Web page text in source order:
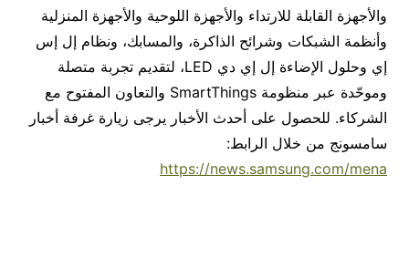
والأجهزة القابلة للارتداء والأجهزة اللوحية والأجهزة المنزلية
وأنظمة الشبكات وشرائح الذاكرة، والمسابك، ونظام إل إس
إي وحلول الإضاءة إل إي دي LED، لتقديم تجربة متصلة
وموحّدة عبر منظومة SmartThings والتعاون المفتوح مع
الشركاء. للحصول على أحدث الأخبار يرجى زيارة غرفة أخبار
سامسونج من خلال الرابط:
https://news.samsung.com/mena